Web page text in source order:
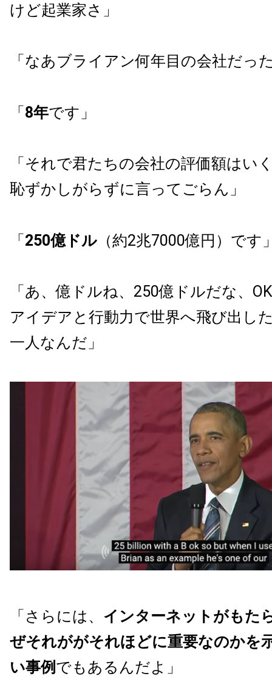
けど起業家さ」
「なあブライアン何年目の会社だっ
「8年です」
「それで君たちの会社の評価額はい
恥ずかしがらずに言ってごらん」
「250億ドル （約2兆7000億円）です
「あ、億ドルね、250億ドルだな、
アイデアと行動力で世界へ飛び出し
一人なんだ」
「さらには、 インターネットがもた
ぜそれががそれほどに重要なのかを
い事例でもあるんだよ」